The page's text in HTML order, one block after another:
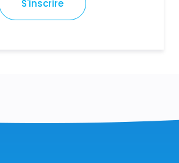
S'inscrire